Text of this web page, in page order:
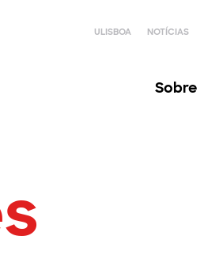
ULISBOA NOTÍCIAS
Sobre